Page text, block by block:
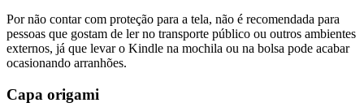
Por não contar com proteção para a tela, não é recomendada para
pessoas que gostam de ler no transporte público ou outros ambientes
externos, já que levar o Kindle na mochila ou na bolsa pode acabar
ocasionando arranhões.
Capa origami